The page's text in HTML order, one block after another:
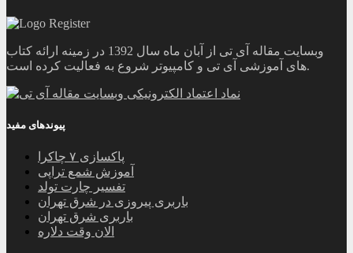
وبسایت مقاله آی تی از آبان ماه سال 1392 در زمینه ارائه کتاب
های آموزشی آی تی و کامپیوتر شروع به فعالیت کرده است.
پیوندهای مفید
پاکسازی ۷ چاکرا
آموزش شمع تراپی
تفسیر چارت تولد
باربری پیروزی در شرق تهران
باربری شرق تهران
الان وقت دلاره